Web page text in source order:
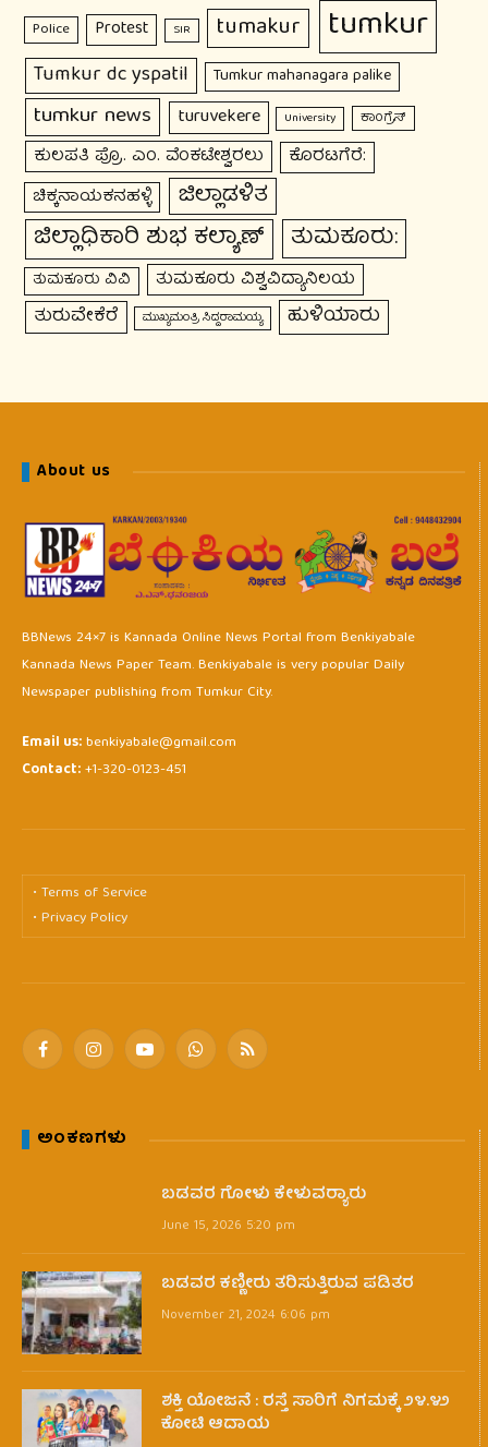
Police Protest SIR tumakur tumkur
Tumkur dc yspatil Tumkur mahanagara palike
tumkur news turuvekere University ಕಾಂಗ್ರೆಸ್
ಕುಲಪತಿ ಪ್ರೊ. ಎಂ. ವೆಂಕಟೇಶ್ವರಲು ಕೊರಟಗೆರೆ:
ಚಿಕ್ಕನಾಯಕನಹಳ್ಳಿ ಜಿಲ್ಲಾಡಳಿತ
ಜಿಲ್ಲಾಧಿಕಾರಿ ಶುಭ ಕಲ್ಯಾಣ್ ತುಮಕೂರು:
ತುಮಕೂರು ವಿವಿ ತುಮಕೂರು ವಿಶ್ವವಿದ್ಯಾನಿಲಯ
ತುರುವೇಕೆರೆ ಮುಖ್ಯಮಂತ್ರಿ ಸಿದ್ದರಾಮಯ್ಯ ಹುಳಿಯಾರು
About us
BBNews 24×7 is Kannada Online News Portal from Benkiyabale
Kannada News Paper Team. Benkiyabale is very popular Daily
Newspaper publishing from Tumkur City.
Email us:benkiyabale@gmail.com
Contact:+1-320-0123-451
• Terms of Service
• Privacy Policy
FacebookInstagramYouTubeWhatsApp
RSS
ಅಂಕಣಗಳು
ಬಡವರ ಗೋಳು ಕೇಳುವರ‍್ಯಾರು
June 15, 2026 5:20 pm
ಬಡವರ ಕಣ್ಣೀರು ತರಿಸುತ್ತಿರುವ ಪಡಿತರ
November 21, 2024 6:06 pm
ಶಕ್ತಿ ಯೋಜನೆ : ರಸ್ತೆ ಸಾರಿಗೆ ನಿಗಮಕ್ಕೆ ೨೪.೪೨
ಕೋಟಿ ಆದಾಯ